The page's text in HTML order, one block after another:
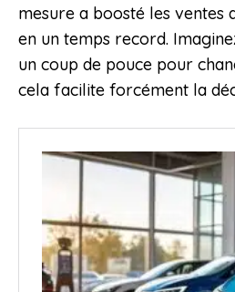
mesure a boosté les ventes
en un temps record.
un coup de pouce pour
cela facilite forcément la